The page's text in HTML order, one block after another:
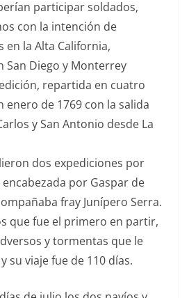
participar soldados,
con la intención de
en la Alta California,
San Diego y Monterrey
repartida en cuatro
enero de 1769 con la salida
y San Antonio desde La
dos expediciones por
por Gaspar de
fray Junípero Serra.
que fue el primero en partir,
y tormentas que le
su viaje fue de 110 días.